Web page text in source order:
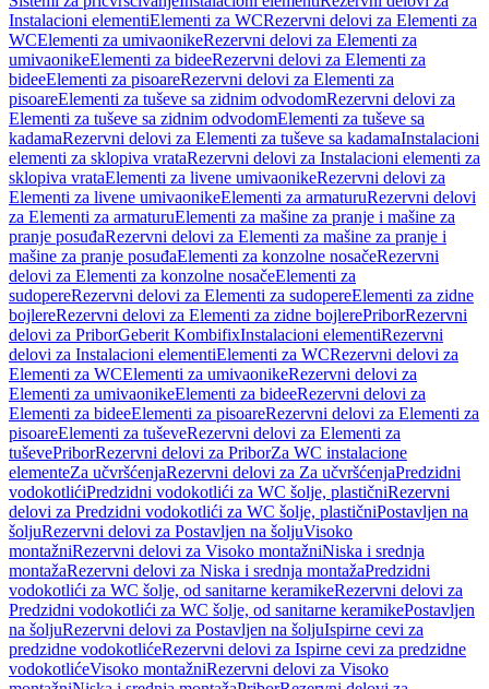
Instalacioni elementiElementi za WCRezervni delovi za Elementi za
WCElementi za umivaonikeRezervni delovi za Elementi za
umivaonikeElementi za bideeRezervni delovi za Elementi za
bideeElementi za pisoareRezervni delovi za Elementi za
pisoareElementi za tuševe sa zidnim odvodomRezervni delovi za
Elementi za tuševe sa zidnim odvodomElementi za tuševe sa
kadamaRezervni delovi za Elementi za tuševe sa kadamaInstalacioni
elementi za sklopiva vrataRezervni delovi za Instalacioni elementi za
sklopiva vrataElementi za livene umivaonikeRezervni delovi za
Elementi za livene umivaonikeElementi za armaturuRezervni delovi
za Elementi za armaturuElementi za mašine za pranje i mašine za
pranje posuđaRezervni delovi za Elementi za mašine za pranje i
mašine za pranje posuđaElementi za konzolne nosačeRezervni
delovi za Elementi za konzolne nosačeElementi za
sudopereRezervni delovi za Elementi za sudopereElementi za zidne
bojlereRezervni delovi za Elementi za zidne bojlerePriborRezervni
delovi za PriborGeberit KombifixInstalacioni elementiRezervni
delovi za Instalacioni elementiElementi za WCRezervni delovi za
Elementi za WCElementi za umivaonikeRezervni delovi za
Elementi za umivaonikeElementi za bideeRezervni delovi za
Elementi za bideeElementi za pisoareRezervni delovi za Elementi za
pisoareElementi za tuševeRezervni delovi za Elementi za
tuševePriborRezervni delovi za PriborZa WC instalacione
elementeZa učvršćenjaRezervni delovi za Za učvršćenjaPredzidni
vodokotlićiPredzidni vodokotlići za WC šolje, plastičniRezervni
delovi za Predzidni vodokotlići za WC šolje, plastičniPostavljen na
šoljuRezervni delovi za Postavljen na šoljuVisoko
montažniRezervni delovi za Visoko montažniNiska i srednja
montažaRezervni delovi za Niska i srednja montažaPredzidni
vodokotlići za WC šolje, od sanitarne keramikeRezervni delovi za
Predzidni vodokotlići za WC šolje, od sanitarne keramikePostavljen
na šoljuRezervni delovi za Postavljen na šoljuIspirne cevi za
predzidne vodokotlićeRezervni delovi za Ispirne cevi za predzidne
vodokotlićeVisoko montažniRezervni delovi za Visoko